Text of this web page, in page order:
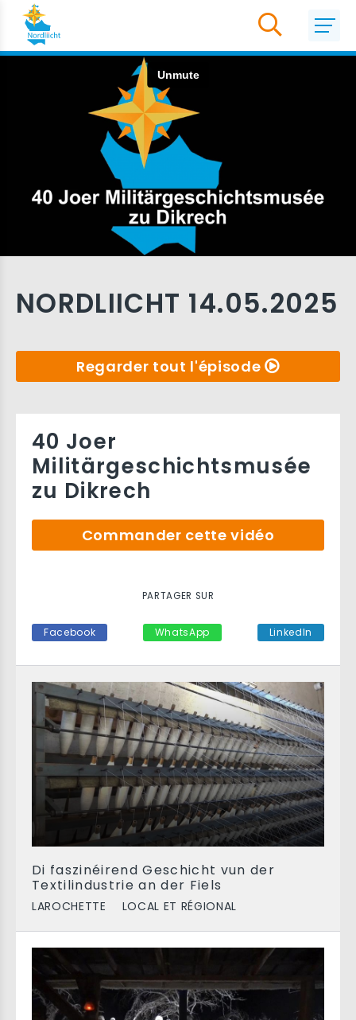
NORDLIICHT 14.05.2025
Regarder tout l'épisode
Di faszinéirend Geschicht vun der
Textilindustrie an der Fiels
LAROCHETTE LOCAL ET RÉGIONAL
40 Joer
Militärgeschichtsmusée
zu Dikrech
Commander cette vidéo
PARTAGER SUR
Facebook WhatsApp LinkedIn